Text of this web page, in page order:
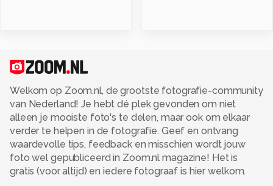
Welkom op Zoom.nl, de grootste fotografie-community
van Nederland! Je hebt dé plek gevonden om niet
alleen je mooiste foto's te delen, maar ook om elkaar
verder te helpen in de fotografie. Geef en ontvang
waardevolle tips, feedback en misschien wordt jouw
foto wel gepubliceerd in Zoom.nl magazine! Het is
gratis (voor altijd) en iedere fotograaf is hier welkom.